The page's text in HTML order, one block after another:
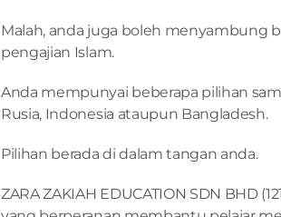
Malah, anda juga boleh menyambung
pengajian Islam.
Anda mempunyai beberapa pilihan
Rusia, Indonesia ataupun Bangladesh.
Pilihan berada di dalam tangan anda.
ZARA ZAKIAH EDUCATION SDN BHD